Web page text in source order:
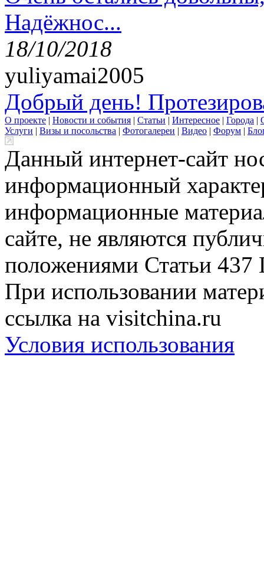
Надёжнос...
18/10/2018
yuliyamai2005
Добрый день!
О проекте | Новости и события | Статьи | Интересное | Города |
Услуги | Визы и посольства | Фотогалереи | Видео | Форум |
Данный интернет-сайт
информационный
информационные
сайте, не являются
положениями Статьи 437
При использовании
ссылка на visitchina.ru
Условия использования